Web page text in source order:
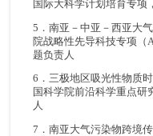
国际大科学计划培育专项
5．南亚－中亚－西亚大
院战略性先导科技专项（
题负责人
6．三极地区吸光性物质
国科学院前沿科学重点研
人
7．南亚大气污染物跨境